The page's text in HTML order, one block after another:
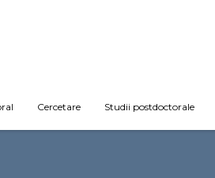
Cercetare Studii postdoctorale